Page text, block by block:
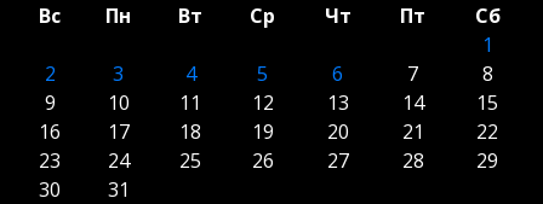
Вс Пн Вт Ср Чт Пт
Сб
1
2
3 4 5 6 7
8
9
10 11 12 13 14
15
16
17 18 19 20 21
22
23
24 25 26 27 28
29
30
31